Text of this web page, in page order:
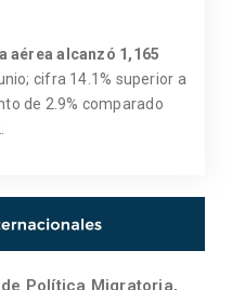
aérea alcanzó 1,165
cifra 14.1% superior a
de 2.9% comparado
de Política Migratoria,